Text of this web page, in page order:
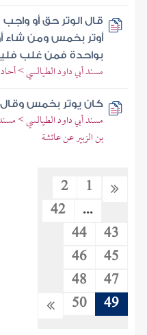
قال الوتر حق أو
أوتر بخمس ومن شاء
بواحدة فمن غلب
مسند أبي داود الطيالسي >
كان يوتر بخمس
مسند أبي داود الطيالسي >
بن الزبير عن عائشة
1
2
...
42
43
44
45
46
47
48
49
50